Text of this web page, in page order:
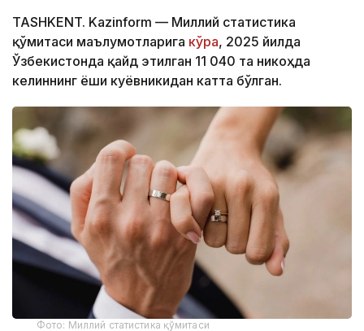
TASHKENT. Kazinform — Миллий статистика
қўмитаси маълумотларига кўра, 2025 йилда
Ўзбекистонда қайд этилган 11 040 та никоҳда
келиннинг ёши куёвникидан катта бўлган.
Фото: Миллий статистика қўмитаси